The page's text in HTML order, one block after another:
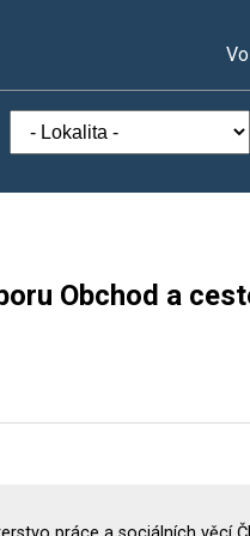
Obchod a